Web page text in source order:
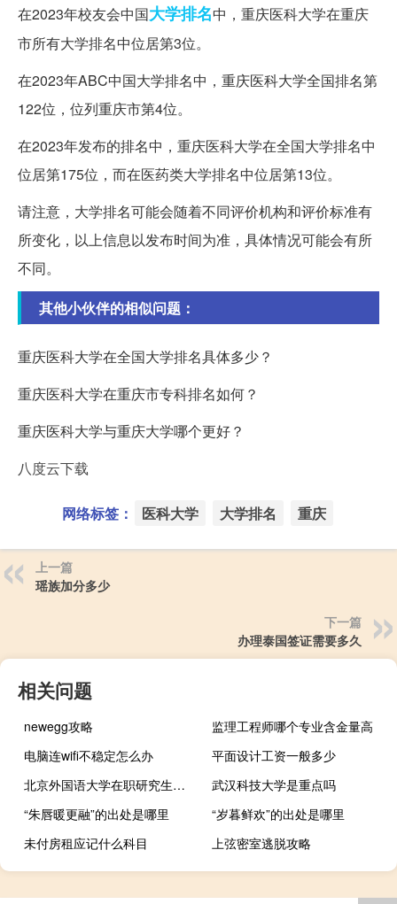
在2023年校友会中国大学排名中，重庆医科大学在重庆
市所有大学排名中位居第3位。
在2023年ABC中国大学排名中，重庆医科大学全国排名第
122位，位列重庆市第4位。
在2023年发布的排名中，重庆医科大学在全国大学排名中
位居第175位，而在医药类大学排名中位居第13位。
请注意，大学排名可能会随着不同评价机构和评价标准有
所变化，以上信息以发布时间为准，具体情况可能会有所
不同。
其他小伙伴的相似问题：
重庆医科大学在全国大学排名具体多少？
重庆医科大学在重庆市专科排名如何？
重庆医科大学与重庆大学哪个更好？
八度云下载
网络标签： 医科大学 大学排名 重庆
上一篇
瑶族加分多少
下一篇
办理泰国签证需要多久
相关问题
newegg攻略
监理工程师哪个专业含金量高
电脑连wifi不稳定怎么办
平面设计工资一般多少
北京外国语大学在职研究生好考吗
武汉科技大学是重点吗
“朱唇暖更融”的出处是哪里
“岁暮鲜欢”的出处是哪里
未付房租应记什么科目
上弦密室逃脱攻略